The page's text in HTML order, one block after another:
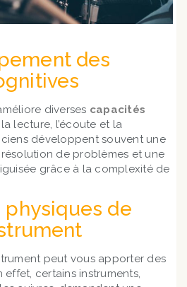
des
diverses capacités
lecture, l’écoute et la
développent souvent une
de problèmes et une
grâce à la complexité de
physiques de
peut vous apporter des
effet, certains instruments,